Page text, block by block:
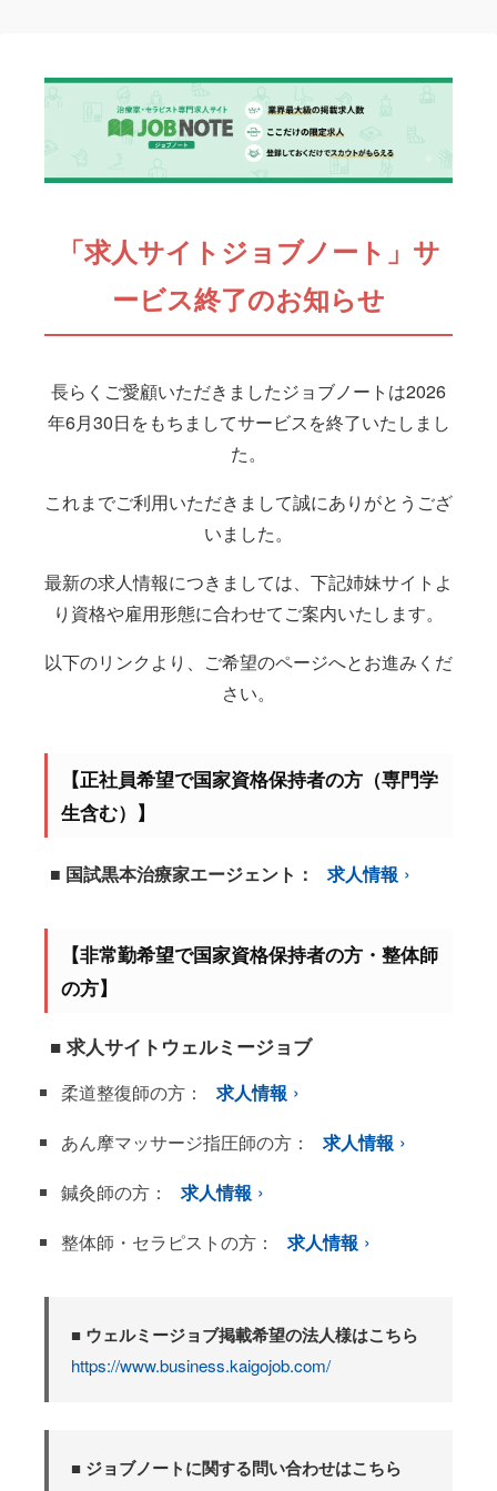
「求人サイトジョブノート」サ
ービス終了のお知らせ
長らくご愛顧いただきましたジョブノートは2026
年6月30日をもちましてサービスを終了いたしまし
た。
これまでご利用いただきまして誠にありがとうござ
いました。
最新の求人情報につきましては、下記姉妹サイトよ
り資格や雇用形態に合わせてご案内いたします。
以下のリンクより、ご希望のページへとお進みくだ
さい。
【正社員希望で国家資格保持者の方（専門学
生含む）】
■ 国試黒本治療家エージェント： 求人情報
【非常勤希望で国家資格保持者の方・整体師
の方】
■ 求人サイトウェルミージョブ
柔道整復師の方：
求人情報
あん摩マッサージ指圧師の方：
求人情報
鍼灸師の方：
求人情報
整体師・セラピストの方：
求人情報
■ ウェルミージョブ掲載希望の法人様はこちら
https://www.business.kaigojob.com/
■ ジョブノートに関する問い合わせはこちら